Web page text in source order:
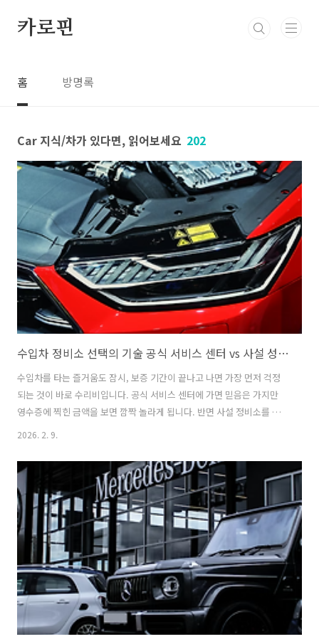
카로핀
홈 방명록
Car 지식/차가 있다면, 읽어보세요 202
수입차 정비소 선택의 기술 공식 서비스 센터 vs 사설 성지 수리비 50% 절약법
수입차를 타는 즐거움도 잠시, 보증 기간이 끝나고 나면 가장 먼저 걱정
되는 것이 바로 수리비입니다. 공식 서비스 센터에 가면 믿음은 가지만
영수증에 찍힌 금액을 보면 깜짝 놀라게 됩니다. 반면 사설 정비소를 가
자니 실력이 부족할까 봐 걱정이 앞서기도 합니다. 2026년 현재, 현명한
는지 그 비밀을 아주 쉽게 설명해 드리겠습니다.수입차 정비소 선택의 기
술 공식 서비스 센터 vs 사설 성지 수리비 50% 절약법공식 서비스 센터
와 사설 정비소의 차이 이해하기가장 먼저 공식 서비스 센터와 사설 정비
소의 차이를 알아야 합니다. 공식 서비스 센터는 자동차를 만든 회사에서
직접 운영하거나 허가를 내준 곳입니다. 마치 우리가 아플 때 대학 병원
을 가는 ..
2026. 2. 9.